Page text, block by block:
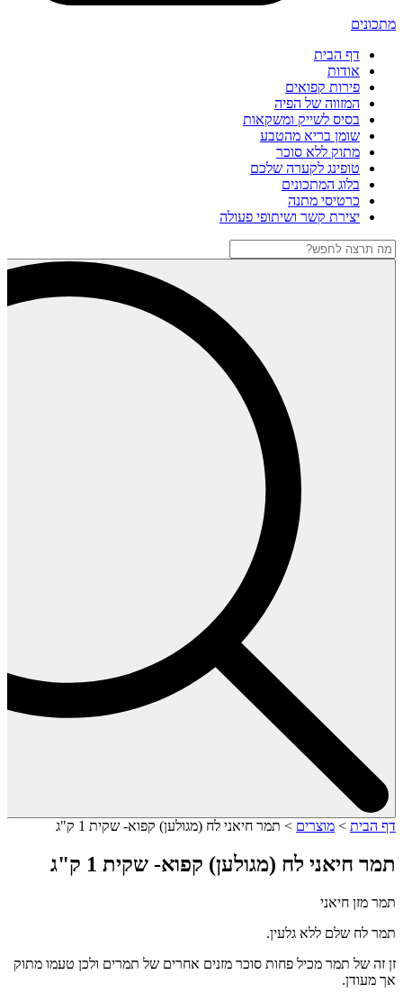
מתכונים
דף הבית
אודות
פירות קפואים
המזווה של הפיה
בסיס לשייק ומשקאות
שומן בריא מהטבע
מתוק ללא סוכר
טופינג לקערה שלכם
בלוג המתכונים
כרטיסי מתנה
יצירת קשר ושיתופי פעולה
דף הבית > מוצרים > תמר חיאני לח (מגולען) קפוא- שקית 1 ק"ג
תמר חיאני לח (מגולען) קפוא- שקית 1 ק"ג
תמר מזן חיאני
תמר לח שלם ללא גלעין.
זן זה של תמר מכיל פחות סוכר מזנים אחרים של תמרים ולכן טעמו מתוק
אך מעודן.